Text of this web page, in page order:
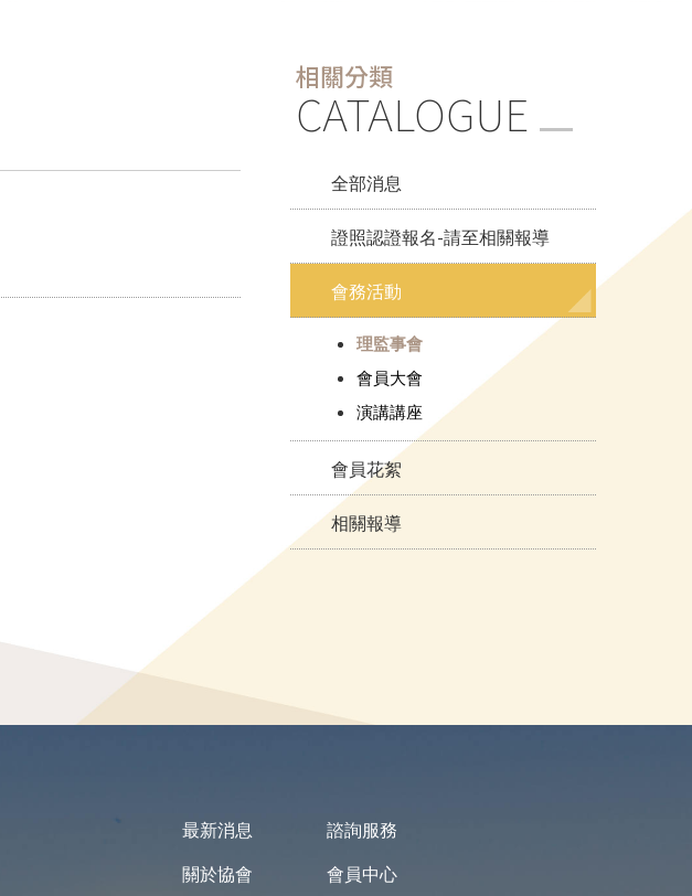
相關分類
CATALOGUE
全部消息
證照認證報名-請至相關報導
會務活動
理監事會
會員大會
演講講座
會員花絮
相關報導
最新消息
關於協會
諮詢服務
會員中心